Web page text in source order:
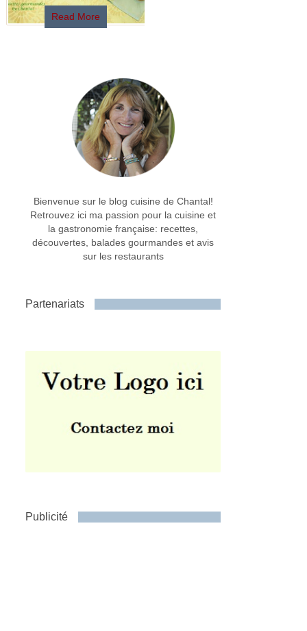
Read More
Bienvenue sur le blog cuisine de Chantal!
Retrouvez ici ma passion pour la cuisine et
la gastronomie française: recettes,
découvertes, balades gourmandes et avis
sur les restaurants
Partenariats
Publicité